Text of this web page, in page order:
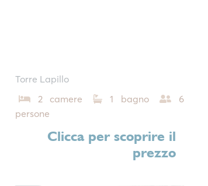
Torre Lapillo
2 camere
1 bagno
6
persone
Clicca per scoprire il
prezzo